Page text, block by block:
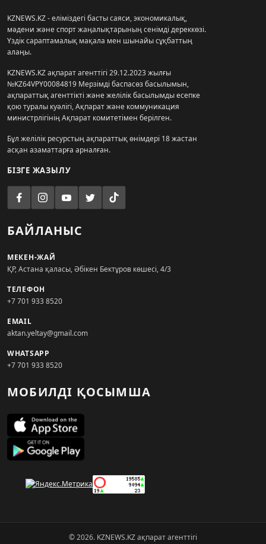
KZNEWS.KZ - еліміздегі басты саяси, экономикалық,
мәдени және спорт жаңалықтарының сенімді дереккөзі.
Үздік сараптамалық мақала мен шынайы сұқбаттың
алаңы.
KZNEWS.KZ ақпарат агенттігі 29.12.2023 жылғы
№KZ64VPY00084819 Мерзімді баспасөз басылымын,
ақпараттық агенттікті және желілік басылымды есепке
қою туралы куәлігі, Ақпарат және коммуникация
министрлігінің Ақпарат комитетімен берілген.
Бұл желілік ресурстың ақпараттық өнімдері 18 жастан
асқан азаматтарға арналған.
БІЗГЕ ЖАЗЫЛУ
БАЙЛАНЫС
МЕКЕН-ЖАЙ
ҚР, Астана қаласы, Әбікен Бектұров көшесі, 4/3
ТЕЛЕФОН
+7 701 933 8520
EMAIL
aktan.yeltay@gmail.com
WHATSAPP
+7 701 933 8520
МОБИЛДІ ҚОСЫМША
© 2026. KZNEWS.KZ ақпарат агенттігі